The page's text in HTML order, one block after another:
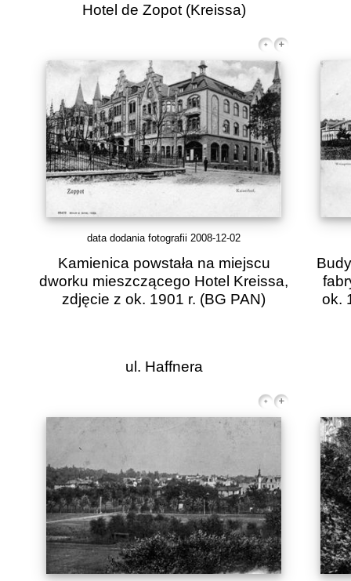
Hotel de Zopot (Kreissa)
data dodania fotografii 2008-12-02
Kamienica powstała na miejscu
dworku mieszczącego Hotel Kreissa,
zdjęcie z ok. 1901 r. (BG PAN)
ok.
ul. Haffnera